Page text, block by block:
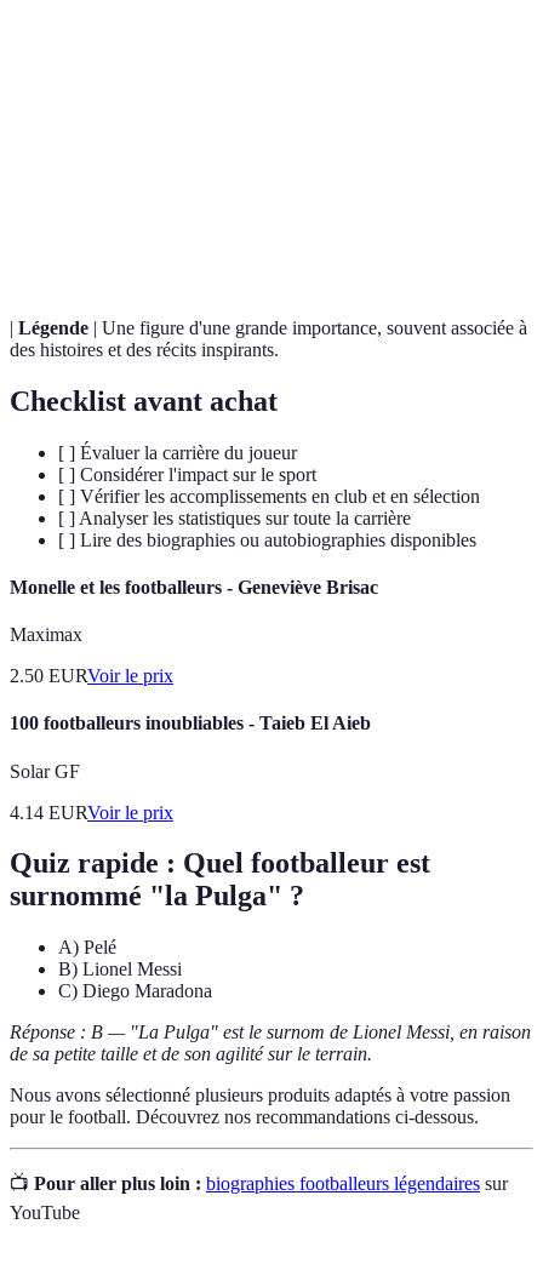
| Légende | Une figure d'une grande importance, souvent associée à
des histoires et des récits inspirants.
Checklist avant achat
[ ] Évaluer la carrière du joueur
[ ] Considérer l'impact sur le sport
[ ] Vérifier les accomplissements en club et en sélection
[ ] Analyser les statistiques sur toute la carrière
[ ] Lire des biographies ou autobiographies disponibles
Monelle et les footballeurs - Geneviève Brisac
Maximax
2.50 EURVoir le prix
100 footballeurs inoubliables - Taieb El Aieb
Solar GF
4.14 EURVoir le prix
Quiz rapide : Quel footballeur est
surnommé "la Pulga" ?
A) Pelé
B) Lionel Messi
C) Diego Maradona
Réponse : B — "La Pulga" est le surnom de Lionel Messi, en raison
de sa petite taille et de son agilité sur le terrain.
Nous avons sélectionné plusieurs produits adaptés à votre passion
pour le football. Découvrez nos recommandations ci-dessous.
📺 Pour aller plus loin : biographies footballeurs légendaires sur
YouTube